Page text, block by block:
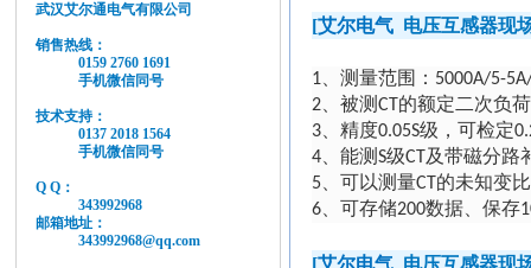
武汉艾尔通电气有限公司
销售热线：
0159 2760 1691
手机微信同号
技术支持：
0137 2018 1564
手机微信同号
Q Q：
343992968
邮箱地址：
343992968@qq.com
[艾尔电气电压互感器现
1、测量范围： 5000A/5-5A
2、被测CT 的额定二次负
3、精度0.05S级，可检定
4、能测S级CT 及带磁分路
5、可以测量CT 的未知变
6、可存储200数据、保存
[艾尔电气电压互感器现